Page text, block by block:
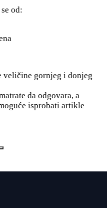
od:
gornjeg i donjeg
da odgovara, a
isprobati artikle